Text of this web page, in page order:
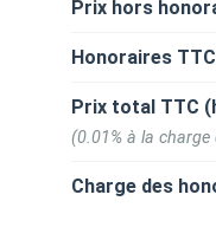
Prix hors
Honoraires
Prix total TTC
(0.01% à la charge
Charge des